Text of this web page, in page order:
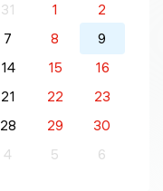
31 1
2
7 8
9
14 15
16
21 22
23
28 29
30
4 5 6